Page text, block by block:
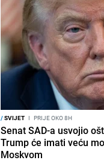
/SVIJET I PRIJE OKO 8H
Senat SAD-a usvojio
Trump će imati veću
Moskvom